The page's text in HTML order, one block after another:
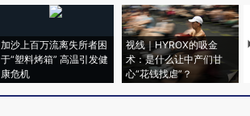
加沙上百万流离失所者困
于“塑料烤箱” 高温引发健
康危机
视线｜HYROX的吸金
术：是什么让中产们甘
心“花钱找虐”？